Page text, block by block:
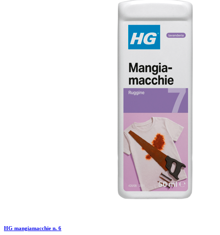
HG mangiamacchie n. 6